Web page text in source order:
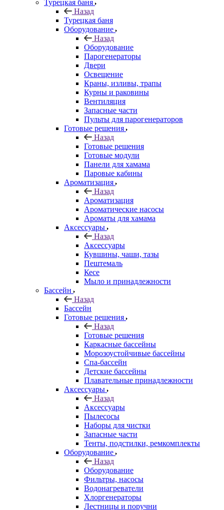
Турецкая баня
Назад
Турецкая баня
Оборудование
Назад
Оборудование
Парогенераторы
Двери
Освещение
Краны, изливы, трапы
Курны и раковины
Вентиляция
Запасные части
Пульты для парогенераторов
Готовые решения
Назад
Готовые решения
Готовые модули
Панели для хамама
Паровые кабины
Ароматизация
Назад
Ароматизация
Ароматические насосы
Ароматы для хамама
Аксессуары
Назад
Аксессуары
Кувшины, чаши, тазы
Пештемаль
Кесе
Мыло и принадлежности
Бассейн
Назад
Бассейн
Готовые решения
Назад
Готовые решения
Каркасные бассейны
Морозоустойчивые бассейны
Спа-бассейн
Детские бассейны
Плавательные принадлежности
Аксессуары
Назад
Аксессуары
Пылесосы
Наборы для чистки
Запасные части
Тенты, подстилки, ремкомплекты
Оборудование
Назад
Оборудование
Фильтры, насосы
Водонагреватели
Хлоргенераторы
Лестницы и поручни